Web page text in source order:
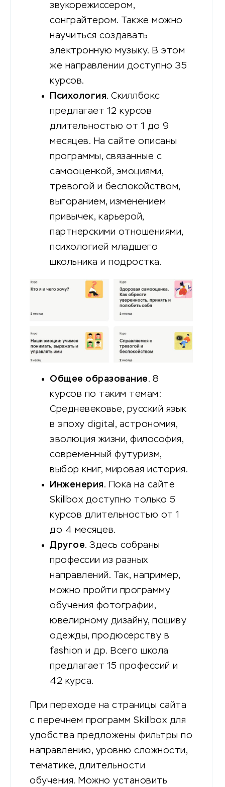
звукорежиссером,
сонграйтером. Также можно
научиться создавать
электронную музыку. В этом
же направлении доступно 35
курсов.
Психология. Скиллбокс
предлагает 12 курсов
длительностью от 1 до 9
месяцев. На сайте описаны
программы, связанные с
самооценкой, эмоциями,
тревогой и беспокойством,
выгоранием, изменением
привычек, карьерой,
партнерскими отношениями,
психологией младшего
школьника и подростка.
Общее образование. 8
курсов по таким темам:
Средневековье, русский язык
в эпоху digital, астрономия,
эволюция жизни, философия,
современный футуризм,
выбор книг, мировая история.
Инженерия. Пока на сайте
Skillbox доступно только 5
курсов длительностью от 1
до 4 месяцев.
Другое. Здесь собраны
профессии из разных
направлений. Так, например,
можно пройти программу
обучения фотографии,
ювелирному дизайну, пошиву
одежды, продюсерству в
fashion и др. Всего школа
предлагает 15 профессий и
42 курса.
При переходе на страницы сайта
с перечнем программ Skillbox для
удобства предложены фильтры по
направлению, уровню сложности,
тематике, длительности
обучения. Можно установить